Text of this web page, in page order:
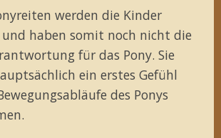
werden die Kinder
haben somit noch nicht die
für das Pony. Sie
ein erstes Gefühl
des Ponys